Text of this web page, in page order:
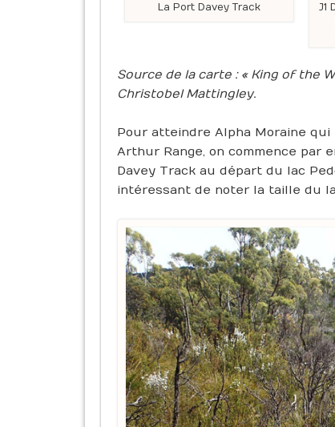
La Port Davey Track
J1
Source de la carte : « King of the
Christobel Mattingley.
Pour atteindre Alpha Moraine
Arthur Range, on commence
Davey Track au départ du lac
intéressant de noter la taille du